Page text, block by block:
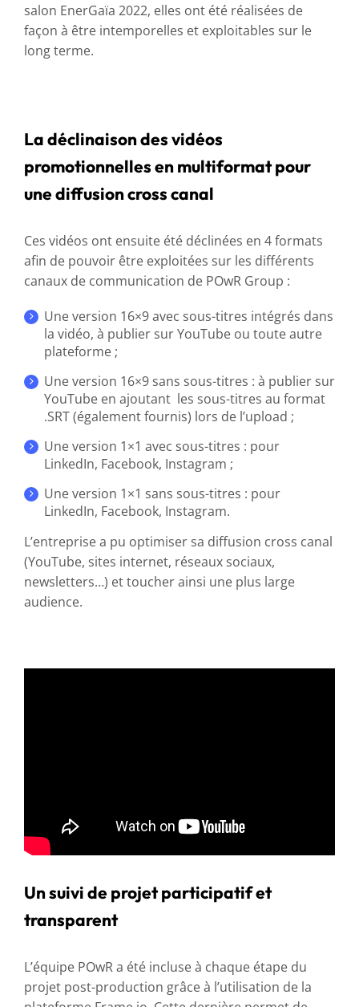
salon EnerGaïa 2022, elles ont été réalisées de
façon à être intemporelles et exploitables sur le
long terme.
La déclinaison des vidéos
promotionnelles en multiformat pour
une diffusion cross canal
Ces vidéos ont ensuite été déclinées en 4 formats
afin de pouvoir être exploitées sur les différents
canaux de communication de POwR Group :
Une version 16×9 avec sous-titres intégrés dans
la vidéo, à publier sur YouTube ou toute autre
plateforme ;
Une version 16×9 sans sous-titres : à publier sur
YouTube en ajoutant les sous-titres au format
.SRT (également fournis) lors de l’upload ;
Une version 1×1 avec sous-titres : pour
LinkedIn, Facebook, Instagram ;
Une version 1×1 sans sous-titres : pour
LinkedIn, Facebook, Instagram.
L’entreprise a pu optimiser sa diffusion cross canal
(YouTube, sites internet, réseaux sociaux,
newsletters…) et toucher ainsi une plus large
audience.
Un suivi de projet participatif et
transparent
L’équipe POwR a été incluse à chaque étape du
projet post-production grâce à l’utilisation de la